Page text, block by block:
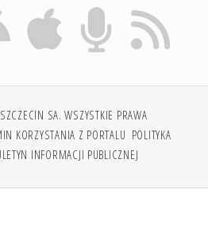
SA. WSZYSTKIE PRAWA
KORZYSTANIA Z PORTALU POLITYKA
INFORMACJI PUBLICZNEJ